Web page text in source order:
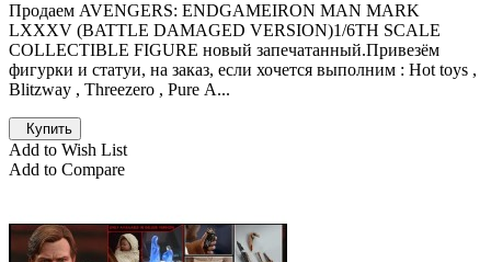
Продаем AVENGERS: ENDGAMEIRON MAN MARK
LXXXV (BATTLE DAMAGED VERSION)1/6TH SCALE
COLLECTIBLE FIGURE новый запечатанный.Привезём
фигурки и статуи, на заказ, если хочется выполним : Hot toys ,
Вlitzwаy , Тhrееzеrо , Рurе А...
Купить
Add to Wish List
Add to Compare